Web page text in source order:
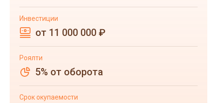
Инвестиции
от 11 000 000 ₽
Роялти
5% от оборота
Срок окупаемости